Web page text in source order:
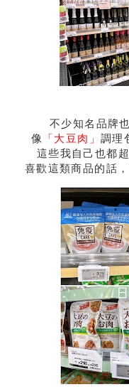
不少知名品牌
像
「大豆肉」調理
這些我自己也都
喜歡這類商品的話